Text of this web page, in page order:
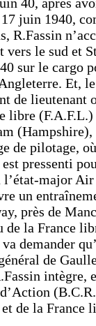
juin 1940,
R.Fassin
le sud et
sur le cargo
Et,
de lieutenant
libre
(Hampshire),
de pilotage,
pressenti
major Air
un
près de
de la France
demander
de
intègre,
de la France